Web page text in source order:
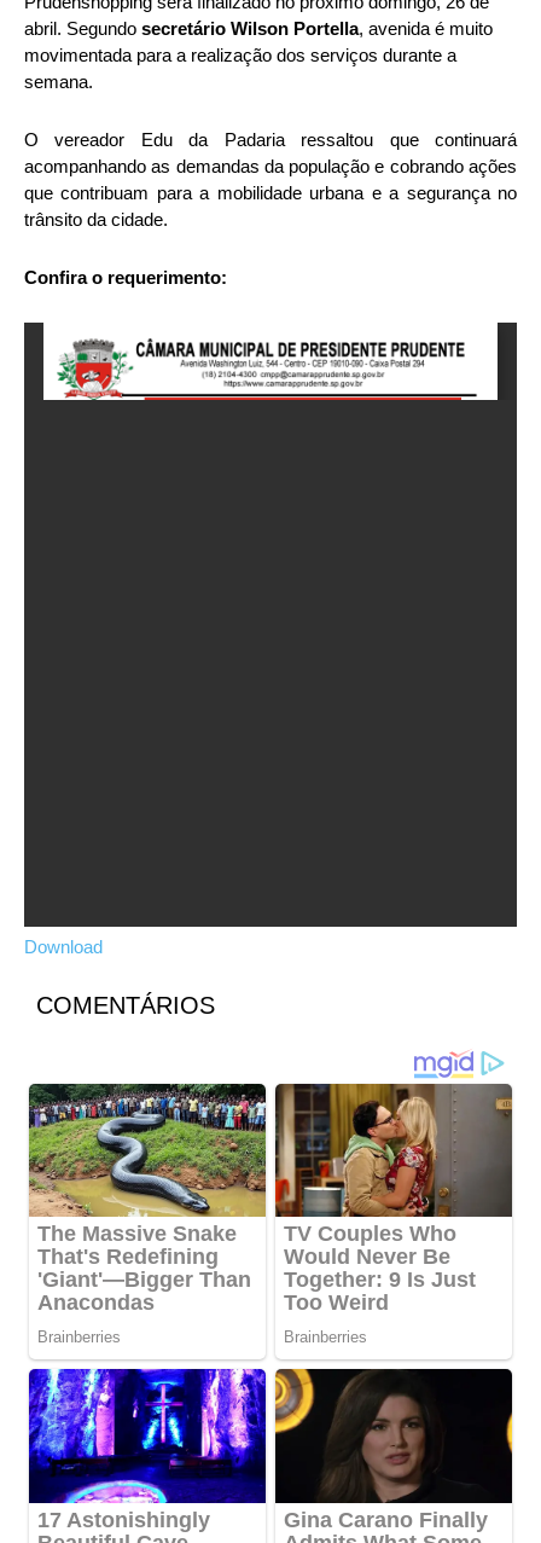
abril. Segundo secretário Wilson Portella, avenida é muito
movimentada para a realização dos serviços durante a
semana.
O vereador Edu da Padaria ressaltou que continuará
acompanhando as demandas da população e cobrando ações
que contribuam para a mobilidade urbana e a segurança no
trânsito da cidade.
Confira o requerimento:
Download
COMENTÁRIOS